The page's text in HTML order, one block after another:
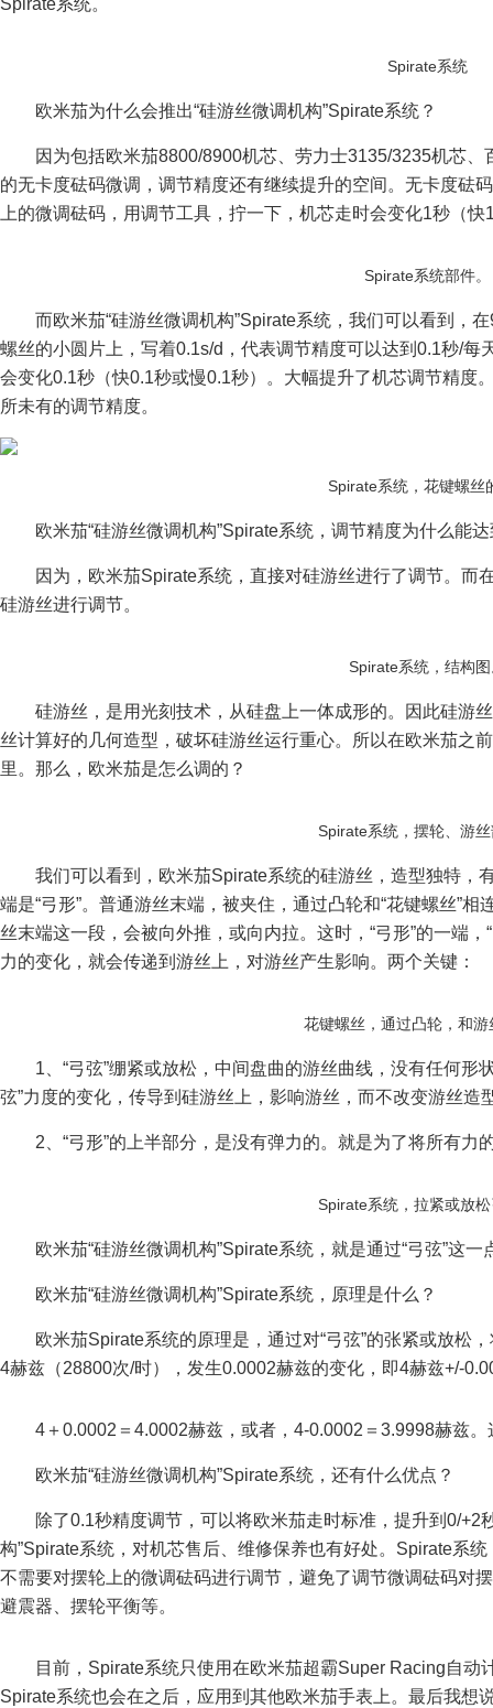
Spirate系统。
Spirate系统
欧米茄为什么会推出“硅游丝微调机构”Spirate系统？
因为包括欧米茄8800/8900机芯、劳力士3135/3235机芯
的无卡度砝码微调，调节精度还有继续提升的空间。无卡度砝
上的微调砝码，用调节工具，拧一下，机芯走时会变化1秒（快
Spirate系统部件。
而欧米茄“硅游丝微调机构”Spirate系统，我们可以看到，
螺丝的小圆片上，写着0.1s/d，代表调节精度可以达到0.1秒/每
会变化0.1秒（快0.1秒或慢0.1秒）。大幅提升了机芯调节精度
所未有的调节精度。
Spirate系统，花键螺丝
欧米茄“硅游丝微调机构”Spirate系统，调节精度为什么能
因为，欧米茄Spirate系统，直接对硅游丝进行了调节。而
硅游丝进行调节。
Spirate系统，结构
硅游丝，是用光刻技术，从硅盘上一体成形的。因此硅游
丝计算好的几何造型，破坏硅游丝运行重心。所以在欧米茄之
里。那么，欧米茄是怎么调的？
Spirate系统，摆轮、游
我们可以看到，欧米茄Spirate系统的硅游丝，造型独特，
端是“弓形”。普通游丝末端，被夹住，通过凸轮和“花键螺丝”
丝末端这一段，会被向外推，或向内拉。这时，“弓形”的一端，
力的变化，就会传递到游丝上，对游丝产生影响。两个关键：
花键螺丝，通过凸轮，和游
1、“弓弦”绷紧或放松，中间盘曲的游丝曲线，没有任何形
弦”力度的变化，传导到硅游丝上，影响游丝，而不改变游丝造
2、“弓形”的上半部分，是没有弹力的。就是为了将所有力
Spirate系统，拉紧或放
欧米茄“硅游丝微调机构”Spirate系统，就是通过“弓弦”这
欧米茄“硅游丝微调机构”Spirate系统，原理是什么？
欧米茄Spirate系统的原理是，通过对“弓弦”的张紧或放松
4赫兹（28800次/时），发生0.0002赫兹的变化，即4赫兹+/-
4＋0.0002＝4.0002赫兹，或者，4-0.0002＝3.9998赫兹
欧米茄“硅游丝微调机构”Spirate系统，还有什么优点？
除了0.1秒精度调节，可以将欧米茄走时标准，提升到0/+2
构”Spirate系统，对机芯售后、维修保养也有好处。Spirate系
不需要对摆轮上的微调砝码进行调节，避免了调节微调砝码对
避震器、摆轮平衡等。
目前，Spirate系统只使用在欧米茄超霸Super Racing自
Spirate系统也会在之后，应用到其他欧米茄手表上。最后我想